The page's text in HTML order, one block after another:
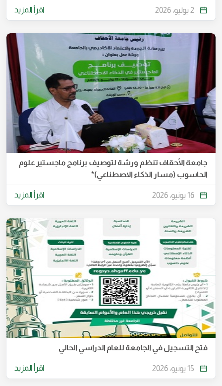
2 يوليو، 2026 اقرأ المزيد
جامعة الأحقاف تنظم ورشة لتوصيف برنامج ماجستير علوم
الحاسوب (مسار الذكاء الاصطناعي)*
16 يونيو، 2026 اقرأ المزيد
فتح التسجيل في الجامعة للعام الدراسي الحالي
15 يونيو، 2026 اقرأ المزيد